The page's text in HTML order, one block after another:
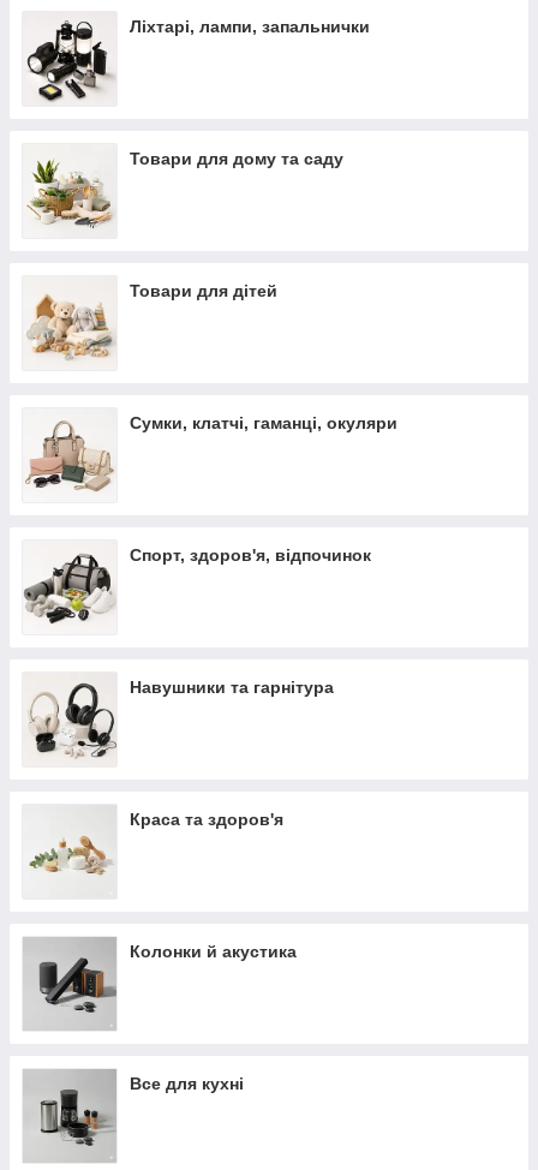
Ліхтарі, лампи, запальнички
Товари для дому та саду
Товари для дітей
Сумки, клатчі, гаманці, окуляри
Спорт, здоров'я, відпочинок
Навушники та гарнітура
Краса та здоров'я
Колонки й акустика
Все для кухні